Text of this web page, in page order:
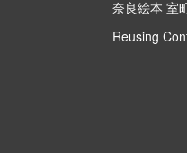
奈良絵本 室
Reusing